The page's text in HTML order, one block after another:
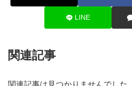
LINE
関連記事
関連記事は見つかりませんでした。